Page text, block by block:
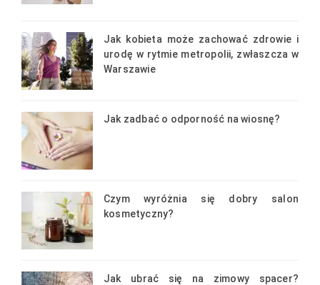
Jak kobieta może zachować zdrowie i
urodę w rytmie metropolii, zwłaszcza w
Warszawie
Jak zadbać o odporność na wiosnę?
Czym wyróżnia się dobry salon
kosmetyczny?
Jak ubrać się na zimowy spacer?